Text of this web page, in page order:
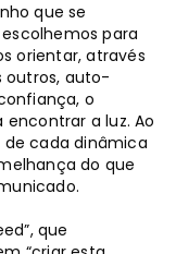
que se
para
orientar, através
outros, auto-
o
encontrar a luz. Ao
de cada dinâmica
do que
que